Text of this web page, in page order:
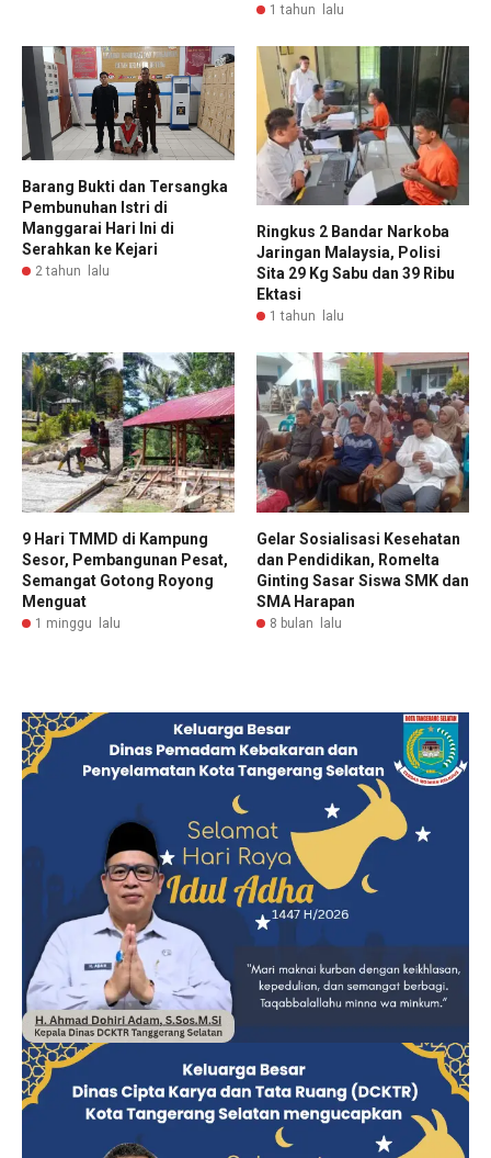
1 tahun lalu
Barang Bukti dan Tersangka
Pembunuhan Istri di
Manggarai Hari Ini di
Serahkan ke Kejari
2 tahun lalu
Ringkus 2 Bandar Narkoba
Jaringan Malaysia, Polisi
Sita 29 Kg Sabu dan 39 Ribu
Ektasi
1 tahun lalu
9 Hari TMMD di Kampung
Sesor, Pembangunan Pesat,
Semangat Gotong Royong
Menguat
1 minggu lalu
Gelar Sosialisasi Kesehatan
dan Pendidikan, Romelta
Ginting Sasar Siswa SMK dan
SMA Harapan
8 bulan lalu